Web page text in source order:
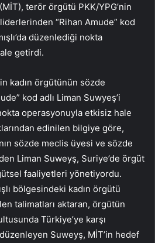
terör örgütü PKK/YPG’nin
“Rihan Amude” kod
düzenlediği nokta
getirdi.
kadın örgütünün sözde
kod adlı Liman Suwyeş’i
operasyonuyla etkisiz hale
edinilen bilgiye göre,
sözde meclis üyesi ve sözde
Liman Suweyş, Suriye’de örgüt
faaliyetleri yönetiyordu.
bölgesindeki kadın örgütü
talimatları aktaran, örgütün
Türkiye’ye karşı
Suweyş, MİT’in hedef